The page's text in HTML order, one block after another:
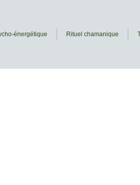
énergétique Rituel chamanique